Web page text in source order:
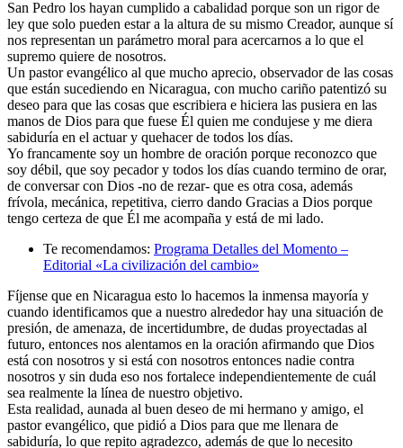
San Pedro los hayan cumplido a cabalidad porque son un rigor de
ley que solo pueden estar a la altura de su mismo Creador, aunque sí
nos representan un parámetro moral para acercarnos a lo que el
supremo quiere de nosotros.
Un pastor evangélico al que mucho aprecio, observador de las cosas
que están sucediendo en Nicaragua, con mucho cariño patentizó su
deseo para que las cosas que escribiera e hiciera las pusiera en las
manos de Dios para que fuese Él quien me condujese y me diera
sabiduría en el actuar y quehacer de todos los días.
Yo francamente soy un hombre de oración porque reconozco que
soy débil, que soy pecador y todos los días cuando termino de orar,
de conversar con Dios -no de rezar- que es otra cosa, además
frívola, mecánica, repetitiva, cierro dando Gracias a Dios porque
tengo certeza de que Él me acompaña y está de mi lado.
Te recomendamos: Programa Detalles del Momento –
Editorial «La civilización del cambio»
Fíjense que en Nicaragua esto lo hacemos la inmensa mayoría y
cuando identificamos que a nuestro alrededor hay una situación de
presión, de amenaza, de incertidumbre, de dudas proyectadas al
futuro, entonces nos alentamos en la oración afirmando que Dios
está con nosotros y si está con nosotros entonces nadie contra
nosotros y sin duda eso nos fortalece independientemente de cuál
sea realmente la línea de nuestro objetivo.
Esta realidad, aunada al buen deseo de mi hermano y amigo, el
pastor evangélico, que pidió a Dios para que me llenara de
sabiduría, lo que repito agradezco, además de que lo necesito